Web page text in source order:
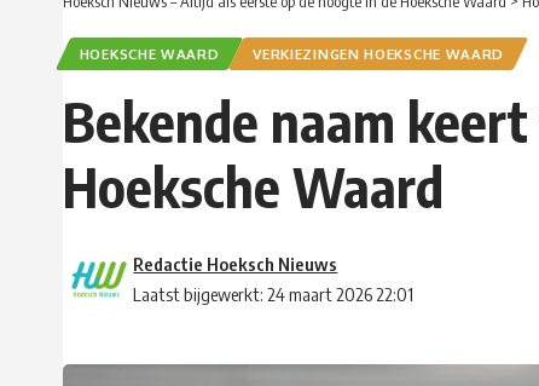
HOEKSCHE WAARD VERKIEZINGEN HOEKSCHE WAARD
Bekende naam
Hoeksche Waard
Laatst bijgewerkt: 24 maart 2026 22:01
Redactie Hoeksch Nieuws